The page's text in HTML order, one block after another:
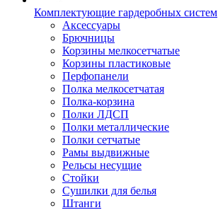
Комплектующие гардеробных систем
Аксессуары
Брючницы
Корзины мелкосетчатые
Корзины пластиковые
Перфопанели
Полка мелкосетчатая
Полка-корзина
Полки ЛДСП
Полки металлические
Полки сетчатые
Рамы выдвижные
Рельсы несущие
Стойки
Сушилки для белья
Штанги